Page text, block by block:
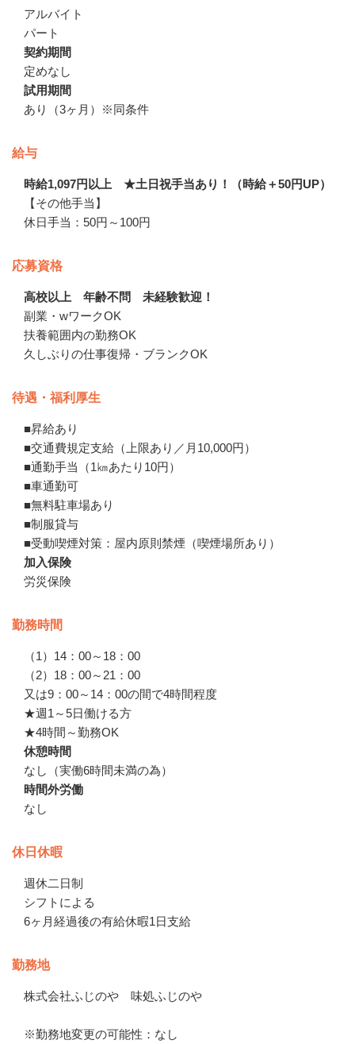
アルバイト
パート
契約期間
定めなし
試用期間
あり（3ヶ月）※同条件
給与
時給1,097円以上 ★土日祝手当あり！（時給＋50円UP）
【その他手当】
休日手当：50円～100円
応募資格
高校以上 年齢不問 未経験歓迎！
副業・wワークOK
扶養範囲内の勤務OK
久しぶりの仕事復帰・ブランクOK
待遇・福利厚生
■昇給あり
■交通費規定支給（上限あり／月10,000円）
■通勤手当（1㎞あたり10円）
■車通勤可
■無料駐車場あり
■制服貸与
■受動喫煙対策：屋内原則禁煙（喫煙場所あり）
加入保険
労災保険
勤務時間
（1）14：00～18：00
（2）18：00～21：00
又は9：00～14：00の間で4時間程度
★週1～5日働ける方
★4時間～勤務OK
休憩時間
なし（実働6時間未満の為）
時間外労働
なし
休日休暇
週休二日制
シフトによる
6ヶ月経過後の有給休暇1日支給
勤務地
株式会社ふじのや　味処ふじのや
※勤務地変更の可能性：なし